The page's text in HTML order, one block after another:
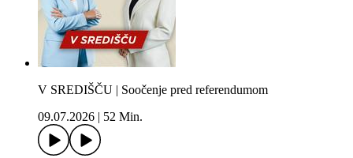
V SREDIŠČU | Soočenje pred referendumom
09.07.2026
52 Min.